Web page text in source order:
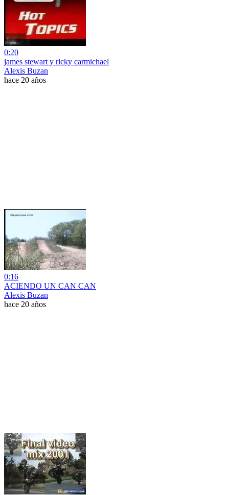
0:20
james stewart y ricky carmichael
Alexis Buzan
hace 20 años
0:16
ACIENDO UN CAN CAN
Alexis Buzan
hace 20 años